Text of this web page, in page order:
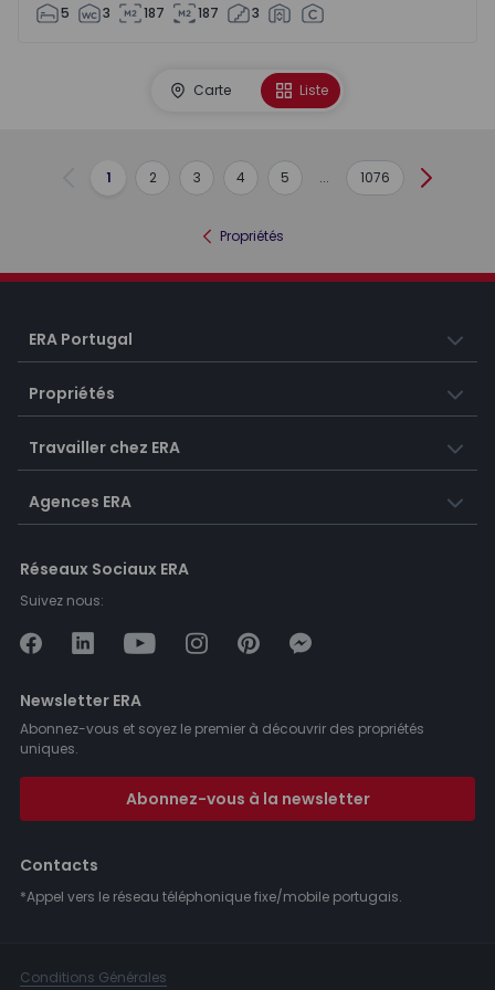
5 3 187 187 3
Carte Liste
Précédent
1 2 3 4 5 ... 1076 Suivant
Propriétés
ERA Portugal
Propriétés
Travailler chez ERA
Agences ERA
Réseaux Sociaux ERA
Suivez nous:
Newsletter ERA
Abonnez-vous et soyez le premier à découvrir des propriétés
uniques.
Abonnez-vous à la newsletter
Contacts
*Appel vers le réseau téléphonique fixe/mobile portugais.
Conditions Générales